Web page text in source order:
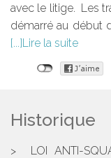
avec le litige. Les
démarré au début
Lire la suite
Historique
LOI ANTI-